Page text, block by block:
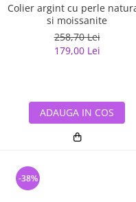
Colier argint cu perle
si moissanite
258,70 Lei
179,00 Lei
ADAUGA IN COS
-38%